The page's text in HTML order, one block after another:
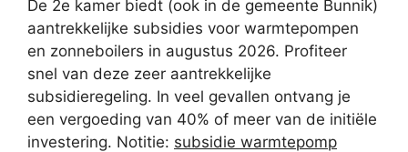
De 2e kamer biedt (ook in de gemeente Bunnik)
aantrekkelijke subsidies voor warmtepompen
en zonneboilers in augustus 2026. Profiteer
snel van deze zeer aantrekkelijke
subsidieregeling. In veel gevallen ontvang je
een vergoeding van 40% of meer van de initiële
investering. Notitie: subsidie warmtepomp